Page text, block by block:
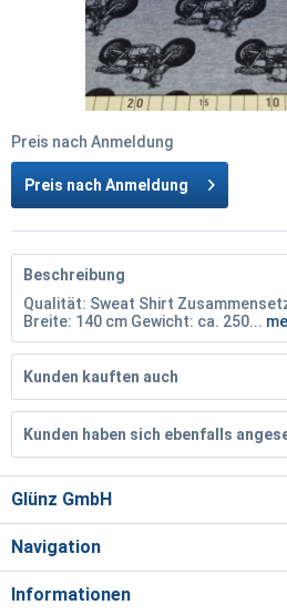
Preis nach Anmeldung
Preis nach Anmeldung
Beschreibung
Qualität: Sweat Shirt
Breite: 140 cm Gewicht: ca. 250...
Kunden kauften auch
Kunden haben sich ebenfalls
Glünz GmbH
Navigation
Informationen